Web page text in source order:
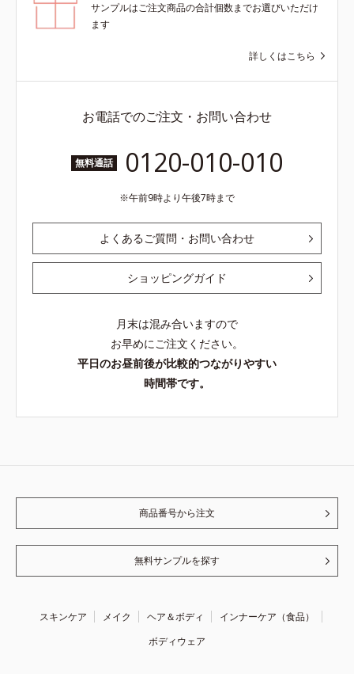
サンプルはご注文商品の合計個数までお選びいただけ
ます
詳しくはこちら
お電話でのご注文・お問い合わせ
無料通話 0120-010-010
午前9時より午後7時まで
よくあるご質問・お問い合わせ
ショッピングガイド
月末は混み合いますので
お早めにご注文ください。
平日のお昼前後が比較的つながりやすい
時間帯です。
商品番号から注文
無料サンプルを探す
スキンケア メイク ヘア＆ボディ
インナーケア（食品）
ボディウェア